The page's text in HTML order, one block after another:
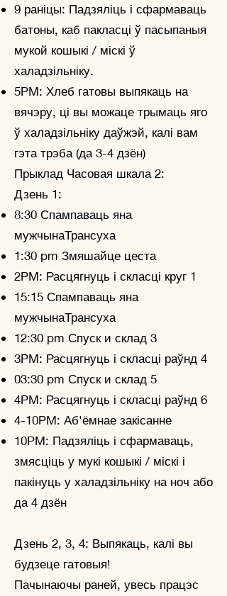
9 раніцы: Падзяліць і сфармаваць
батоны, каб пакласці ў пасыпаныя
мукой кошыкі / міскі ў
халадзільніку.
5PM: Хлеб гатовы выпякаць на
вячэру, ці вы можаце трымаць яго
ў халадзільніку даўжэй, калі вам
гэта трэба (да 3-4 дзён)
Прыклад Часовая шкала 2:
Дзень 1:
8:30 Спампаваць яна
мужчынаТрансуха
1:30 pm Змяшайце цеста
2PM: Расцягнуць і скласці круг 1
15:15 Спампаваць яна
мужчынаТрансуха
12:30 pm Спуск и склад 3
3PM: Расцягнуць і скласці раўнд 4
03:30 pm Спуск и склад 5
4PM: Расцягнуць і скласці раўнд 6
4-10PM: Аб'ёмнае закісанне
10PM: Падзяліць і сфармаваць,
змясціць у мукі кошыкі / міскі і
пакінуць у халадзільніку на ноч або
да 4 дзён
Дзень 2, 3, 4: Выпякаць, калі вы
будзеце гатовыя!
Пачынаючы раней, увесь працэс